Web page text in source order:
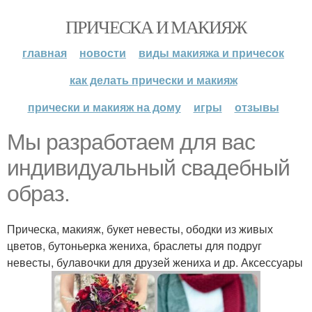
ПРИЧЕСКА И МАКИЯЖ
главная новости
виды макияжа и причесок
как делать прически и макияж
прически и макияж на дому
игры отзывы
Мы разработаем для вас
индивидуальный свадебный
образ.
Прическа, макияж, букет невесты, ободки из живых
цветов, бутоньерка жениха, браслеты для подруг
невесты, булавочки для друзей жениха и др. Аксессуары